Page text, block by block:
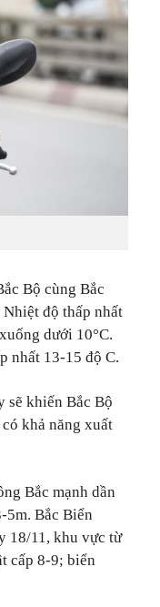
Bộ cùng Bắc
độ thấp nhất
dưới 10°C.
nhất 13-15 độ C.
sẽ khiến Bắc Bộ
khả năng xuất
Bắc mạnh dần
5m. Bắc Biển
18/11, khu vực từ
cấp 8-9; biển